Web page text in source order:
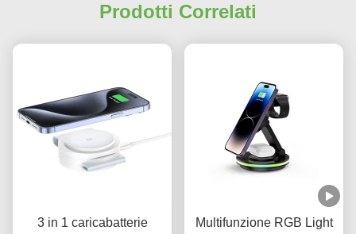
Prodotti Correlati
3 in 1 caricabatterie
Multifunzione RGB Light